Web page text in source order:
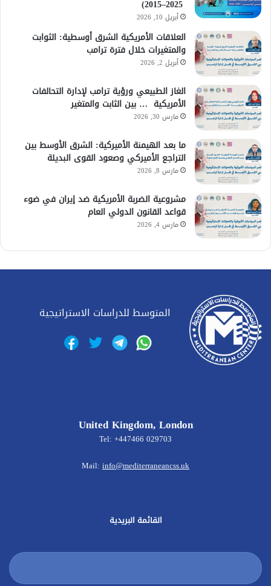
أبريل 10, 2026
العلاقات الأمريكية الشرق أوسطية: الثوابت
والمتغيرات خلال فترة ترامب
أبريل 2, 2026
الغاز الطبيعي ورؤية ترامب لإدارة التحالفات
الأمريكية … بين الثابت والمتغير
مارس 30, 2026
ما بعد الهيمنة الأميركية: الشرق الأوسط بين
التراجع الأميركي وصعود القوى البديلة
مارس 8, 2026
مشروعية الضربة الأمريكية ضد إيران في ضوء
قواعد القانون الدولي العام
مارس 4, 2026
المتوسط للدراسات الاستراتيجية
United Kingdom, London
Tel: +447466 029703
Mail: info@mediterraneancss.uk
القائمة البريدية